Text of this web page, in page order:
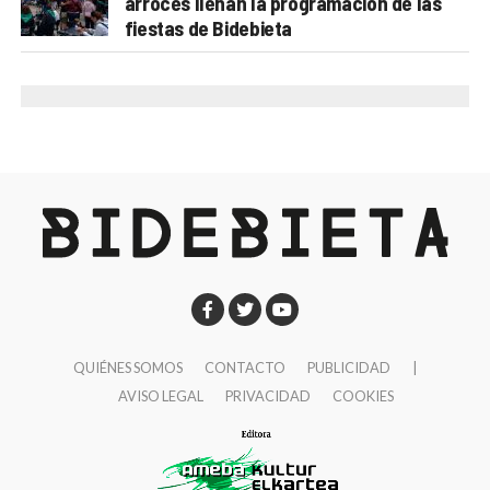
Lunes, 10 de noviembre
19:00Elkarregaz (Elixabete, Johanna y Bego).“GR
11, algo más que una travesía”
Martes, 18 de noviembre
Pipi Cardell“Nanga Parbat (8.125 m) – Vía
‘Nezabudka’”
Jueves, 20 de noviembre
fiestas de Bidebieta
QUIÉNES SOMOS CONTACTO PUBLICIDAD
AVISO LEGAL
PRIVACIDAD COOKIES